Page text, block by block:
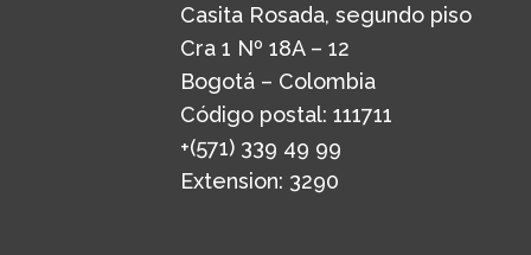
Casita Rosada, segundo piso
Cra 1 Nº 18A – 12
Bogotá – Colombia
Código postal: 111711
+(571) 339 49 99
Extension: 3290